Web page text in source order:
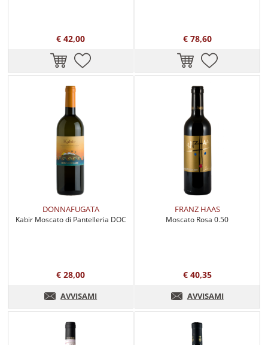
€ 42,00 € 78,60
DONNAFUGATA
Kabir Moscato di Pantelleria DOC
€ 28,00
AVVISAMI
FRANZ HAAS
Moscato Rosa 0.50
€ 40,35
AVVISAMI